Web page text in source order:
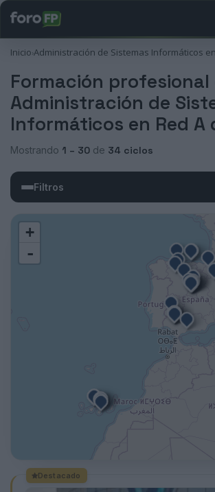
Inicio›Administración de Sistemas Informáticos
Formación profesional
Administración de
Informáticos en Red A
Mostrando 1 – 30 de 34 ciclos
Filtros
Destacado
+
-